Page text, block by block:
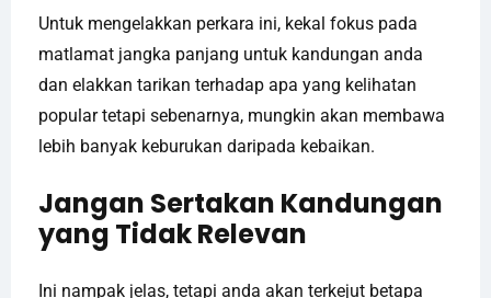
Untuk mengelakkan perkara ini, kekal fokus pada
matlamat jangka panjang untuk kandungan anda
dan elakkan tarikan terhadap apa yang kelihatan
popular tetapi sebenarnya, mungkin akan membawa
lebih banyak keburukan daripada kebaikan.
Jangan Sertakan Kandungan
yang Tidak Relevan
Ini nampak jelas, tetapi anda akan terkejut betapa